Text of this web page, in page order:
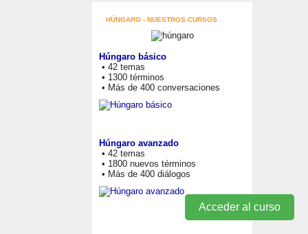
Acceder al curso
HÚNGARO - NUESTROS CURSOS
Húngaro básico
• 42 temas
• 1300 términos
• Más de 400 conversaciones
Húngaro avanzado
• 42 temas
• 1800 nuevos términos
• Más de 400 diálogos